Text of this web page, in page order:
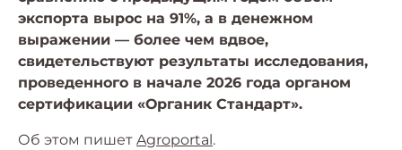
экспорта вырос на 91%, а в денежном
выражении — более чем вдвое,
свидетельствуют результаты исследования,
проведенного в начале 2026 года органом
сертификации «Органик Стандарт».
Об этом пишет Agroportal .